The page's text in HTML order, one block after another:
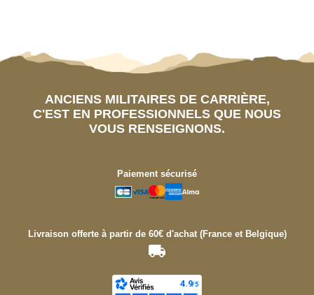
ANCIENS MILITAIRES DE CARRIÈRE,
C'EST EN PROFESSIONNELS QUE NOUS
VOUS RENSEIGNONS.
Paiement sécurisé
Livraison offerte à partir de 60€ d'achat (France et Belgique)